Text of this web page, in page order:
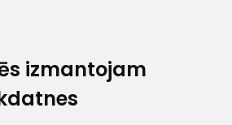
izmantojam
Saldus nov., LV - 3801
pastā